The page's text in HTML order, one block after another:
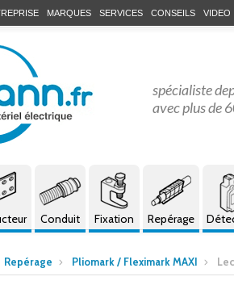
MARQUES SERVICES CONSEILS VIDEO
Conduit Fixation Repérage
spécialiste
avec plus de
Repérage Pliomark / Fleximark MAXI